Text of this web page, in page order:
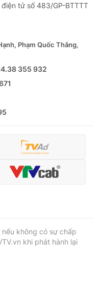
tử số 483/GP-BTTTT
Phạm Quốc Thắng,
355 932
không có sự chấp
khi phát hành lại